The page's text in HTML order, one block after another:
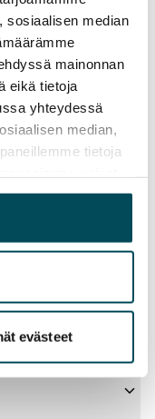
sosiaalisen median
mainonnan
eikä tietoja
yhteydessä
median,
tietoja
joita olet antanut
heidän
evästeet
Voit hankkia